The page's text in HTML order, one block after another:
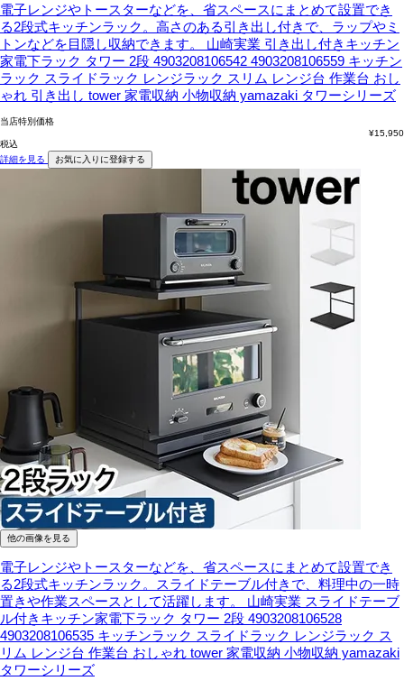
電子レンジやトースターなどを、省スペースにまとめて設置でき
る2段式キッチンラック。高さのある引き出し付きで、ラップやミ
トンなどを目隠し収納できます。
山崎実業 引き出し付きキッチン
家電下ラック タワー 2段 4903208106542 4903208106559 キッチン
ラック スライドラック レンジラック スリム レンジ台 作業台 おし
ゃれ 引き出し tower 家電収納 小物収納 yamazaki タワーシリーズ
当店特別価格
¥15,950
税込
詳細を見る
お気に入りに登録する
他の画像を見る
電子レンジやトースターなどを、省スペースにまとめて設置でき
る2段式キッチンラック。スライドテーブル付きで、料理中の一時
置きや作業スペースとして活躍します。
山崎実業 スライドテーブ
ル付きキッチン家電下ラック タワー 2段 4903208106528
4903208106535 キッチンラック スライドラック レンジラック ス
リム レンジ台 作業台 おしゃれ tower 家電収納 小物収納 yamazaki
タワーシリーズ